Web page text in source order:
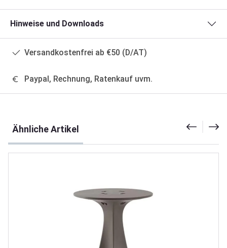
Hinweise und Downloads
Versandkostenfrei ab €50 (D/AT)
Paypal, Rechnung, Ratenkauf uvm.
Ähnliche Artikel